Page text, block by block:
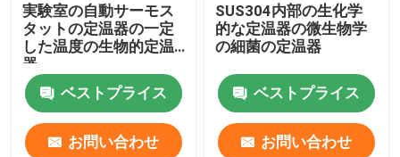
実験室の自動サーモス
タットの定温器の一定
した温度の生物的定温
器
ベストプライス
お問い合わせ
SUS304内部の生化学
的な定温器の微生物学
の細菌の定温器
ベストプライス
お問い合わせ